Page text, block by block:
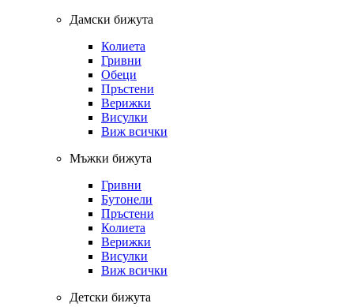
Дамски бижута
Колиета
Гривни
Обеци
Пръстени
Верижки
Висулки
Виж всички
Мъжки бижута
Гривни
Бутонели
Пръстени
Колиета
Верижки
Висулки
Виж всички
Детски бижута